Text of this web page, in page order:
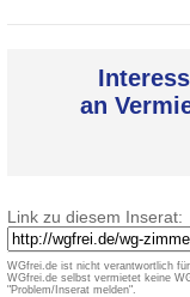
an
Link zu diesem Inserat:
WGfrei.de ist nicht verantwortlich
WGfrei.de selbst vermietet keine
"Problem/Inserat melden".